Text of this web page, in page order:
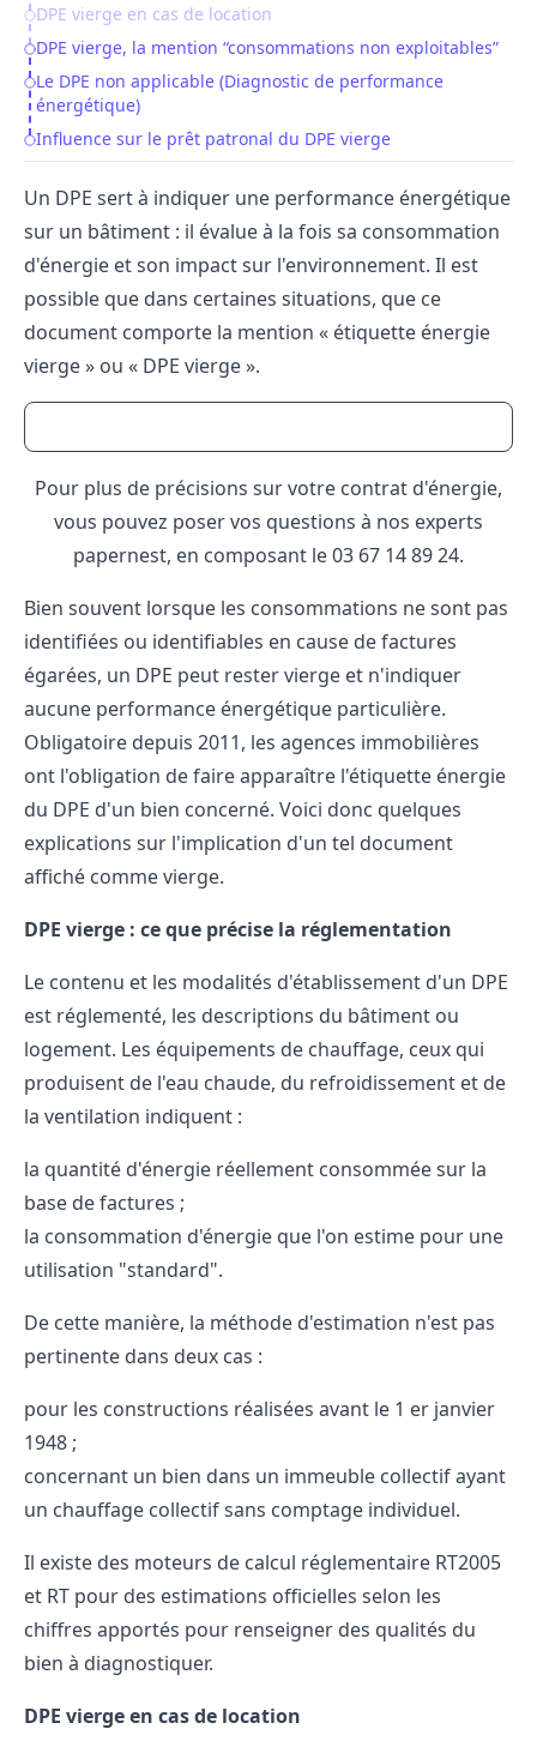
DPE vierge en cas de location
DPE vierge, la mention “consommations non exploitables”
Le DPE non applicable (Diagnostic de performance
énergétique)
Influence sur le prêt patronal du DPE vierge
Un DPE sert à indiquer une performance énergétique
sur un bâtiment : il évalue à la fois sa consommation
d'énergie et son impact sur l'environnement. Il est
possible que dans certaines situations, que ce
document comporte la mention « étiquette énergie
vierge » ou « DPE vierge ».
Pour plus de précisions sur votre contrat d'énergie,
vous pouvez poser vos questions à nos experts
papernest, en composant le03 67 14 89 24.
Bien souvent lorsque les consommations ne sont pas
identifiées ou identifiables en cause de factures
égarées, un DPE peut rester vierge et n'indiquer
aucune performance énergétique particulière.
Obligatoire depuis 2011, les agences immobilières
ont l'obligation de faire apparaître l'étiquette énergie
du DPE d'un bien concerné. Voici donc quelques
explications sur l'implication d'un tel document
affiché comme vierge.
DPE vierge : ce que précise la réglementation
Le contenu et les modalités d'établissement d'un DPE
est réglementé, les descriptions du bâtiment ou
logement. Les équipements de chauffage, ceux qui
produisent de l'eau chaude, du refroidissement et de
la ventilation indiquent :
la quantité d'énergie réellement consommée sur la
base de factures ;
la consommation d'énergie que l'on estime pour une
utilisation "standard".
De cette manière, la méthode d'estimation n'est pas
pertinente dans deux cas :
pour les constructions réalisées avant le 1 er janvier
1948 ;
concernant un bien dans un immeuble collectif ayant
un chauffage collectif sans comptage individuel.
Il existe des moteurs de calcul réglementaire RT2005
et RT pour des estimations officielles selon les
chiffres apportés pour renseigner des qualités du
bien à diagnostiquer.
DPE vierge en cas de location